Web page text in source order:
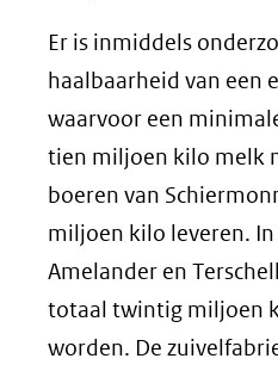
Er is inmiddels
haalbaarheid van een
waarvoor een
tien miljoen kilo melk
boeren van
miljoen kilo leveren.
Amelander en
totaal twintig miljoen
worden. De